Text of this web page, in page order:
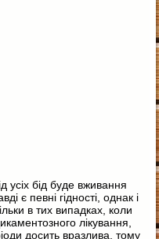
усіх бід буде вживання
є певні гідності, однак і
в тих випадках, коли
лікування,
досить вразлива, тому